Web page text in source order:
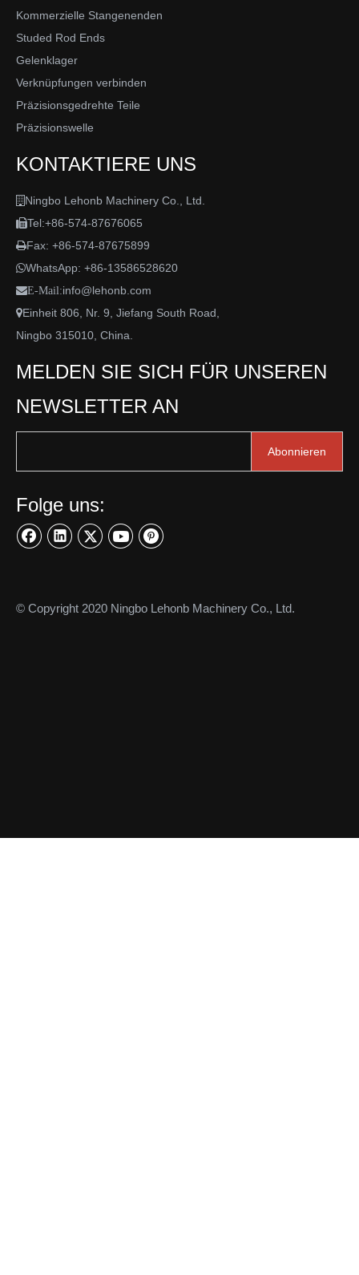
Kommerzielle Stangenenden
Studed Rod Ends
Gelenklager
Verknüpfungen verbinden
Präzisionsgedrehte Teile
Präzisionswelle
KONTAKTIERE UNS
 Ningbo Lehonb Machinery Co., Ltd.
Tel:+86-574-87676065
Fax: +86-574-87675899
WhatsApp: +86-13586528620
E-Mail:info@lehonb.com
Einheit 806, Nr. 9, Jiefang South Road,
Ningbo 315010, China.
MELDEN SIE SICH FÜR UNSEREN
NEWSLETTER AN
Abonnieren
Folge uns:
© Copyright 2020 Ningbo Lehonb Machinery Co., Ltd.